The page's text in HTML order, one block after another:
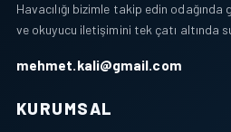
Havacılığı bizimle takip edin
ve okuyucu iletişimini tek çatı altında
mehmet.kali@gmail.com
KURUMSAL